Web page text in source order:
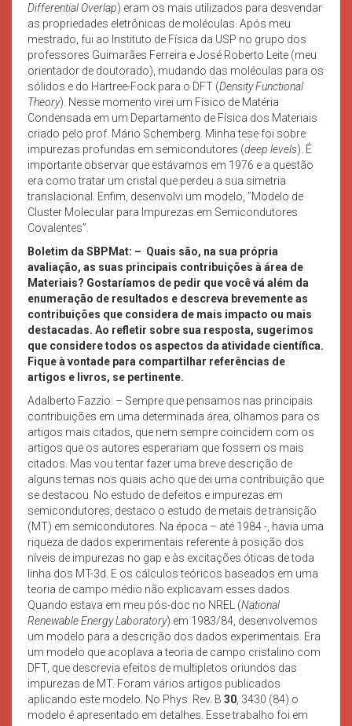
Differential Overlap) eram os mais utilizados para desvendar
as propriedades eletrônicas de moléculas. Após meu
mestrado, fui ao Instituto de Física da USP no grupo dos
professores Guimarães Ferreira e José Roberto Leite (meu
orientador de doutorado), mudando das moléculas para os
sólidos e do Hartree-Fock para o DFT (Density Functional
Theory). Nesse momento virei um Físico de Matéria
Condensada em um Departamento de Física dos Materiais
criado pelo prof. Mário Schemberg. Minha tese foi sobre
impurezas profundas em semicondutores (deep levels). É
importante observar que estávamos em 1976 e a questão
era como tratar um cristal que perdeu a sua simetria
translacional. Enfim, desenvolvi um modelo, ”Modelo de
Cluster Molecular para Impurezas em Semicondutores
Covalentes”.
Boletim da SBPMat: – Quais são, na sua própria
avaliação, as suas principais contribuições à área de
Materiais? Gostaríamos de pedir que você vá além da
enumeração de resultados e descreva brevemente as
contribuições que considera de mais impacto ou mais
destacadas. Ao refletir sobre sua resposta, sugerimos
que considere todos os aspectos da atividade científica.
Fique à vontade para compartilhar referências de
artigos e livros, se pertinente.
Adalberto Fazzio: – Sempre que pensamos nas principais
contribuições em uma determinada área, olhamos para os
artigos mais citados, que nem sempre coincidem com os
artigos que os autores esperariam que fossem os mais
citados. Mas vou tentar fazer uma breve descrição de
alguns temas nos quais acho que dei uma contribuição que
se destacou. No estudo de defeitos e impurezas em
semicondutores, destaco o estudo de metais de transição
(MT) em semicondutores. Na época – até 1984 -, havia uma
riqueza de dados experimentais referente à posição dos
níveis de impurezas no gap e às excitações óticas de toda
linha dos MT-3d. E os cálculos teóricos baseados em uma
teoria de campo médio não explicavam esses dados.
Quando estava em meu pós-doc no NREL (National
Renewable Energy Laboratory) em 1983/84, desenvolvemos
um modelo para a descrição dos dados experimentais. Era
um modelo que acoplava a teoria de campo cristalino com
DFT, que descrevia efeitos de multipletos oriundos das
impurezas de MT. Foram vários artigos publicados
aplicando este modelo. No Phys. Rev. B 30 , 3430 (84) o
modelo é apresentado em detalhes. Esse trabalho foi em